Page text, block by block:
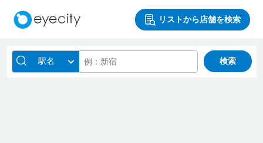
リストから店舗を検索
駅名 検索